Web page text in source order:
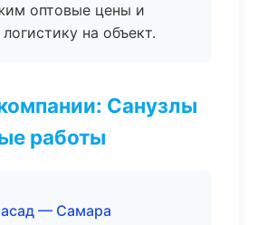
оптовые цены и
на объект.
Санузлы
работы
— Самара